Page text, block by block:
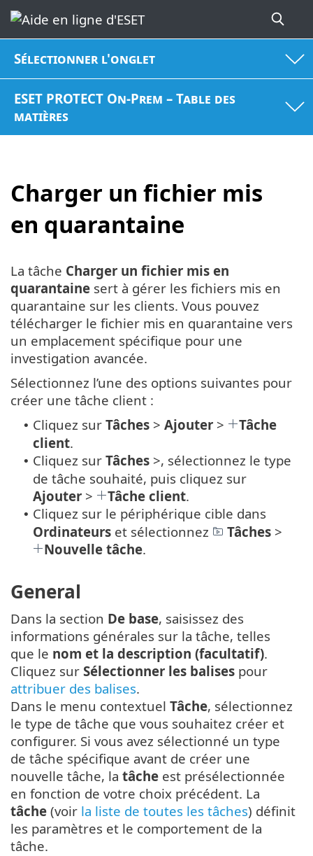
Sélectionner l'onglet
ESET PROTECT On-Prem – Table des
matières
Charger un fichier mis
en quarantaine
La tâche Charger un fichier mis en
quarantaine sert à gérer les fichiers mis en
quarantaine sur les clients. Vous pouvez
télécharger le fichier mis en quarantaine vers
un emplacement spécifique pour une
investigation avancée.
Sélectionnez l’une des options suivantes pour
créer une tâche client :
• Cliquez sur Tâches > Ajouter >
Tâche
client.
• Cliquez sur Tâches >, sélectionnez le type
de tâche souhaité, puis cliquez sur
Ajouter > Tâche client.
• Cliquez sur le périphérique cible dans
Ordinateurs et sélectionnez Tâches >
Nouvelle tâche.
General
Dans la section De base, saisissez des
informations générales sur la tâche, telles
que le nom et la description (facultatif).
Cliquez sur Sélectionner les balises pour
attribuer des balises.
Dans le menu contextuel Tâche, sélectionnez
le type de tâche que vous souhaitez créer et
configurer. Si vous avez sélectionné un type
de tâche spécifique avant de créer une
nouvelle tâche, la tâche est présélectionnée
en fonction de votre choix précédent. La
tâche (voir la liste de toutes les tâches) définit
les paramètres et le comportement de la
tâche.